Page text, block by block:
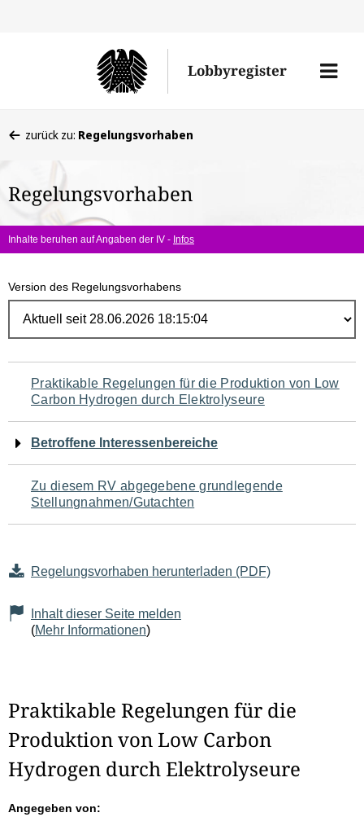
Lobbyregister
Menü
befinden
hier:
zurück zu: Regelungsvorhaben
Regelungsvorhaben
Inhalte beruhen auf Angaben der IV - Infos
Version des Regelungsvorhabens
Navigation
für
den
Seiteninhalt
Praktikable Regelungen für die Produktion von Low
Carbon Hydrogen durch Elektrolyseure
Betroffene Interessenbereiche
Zu diesem RV abgegebene grundlegende
Stellungnahmen/Gutachten
Regelungsvorhaben herunterladen (PDF)
Inhalt dieser Seite melden
(Mehr Informationen)
Praktikable Regelungen für die
Produktion von Low Carbon
Hydrogen durch Elektrolyseure
Angegeben von: